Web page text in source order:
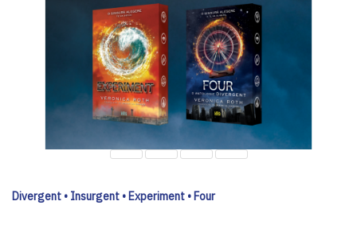
Divergent • Insurgent • Experiment • Four